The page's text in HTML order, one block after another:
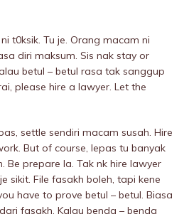
t0ksik. Tu je. Orang macam ni
diri maksum. Sis nak stay or
betul – betul rasa tak sanggup
please hire a lawyer. Let the
settle sendiri macam susah. Hire
But of course, lepas tu banyak
Be prepare la. Tak nk hire lawyer
sikit. File fasakh boleh, tapi kene
have to prove betul – betul. Biasa
fasakh. Kalau benda – benda